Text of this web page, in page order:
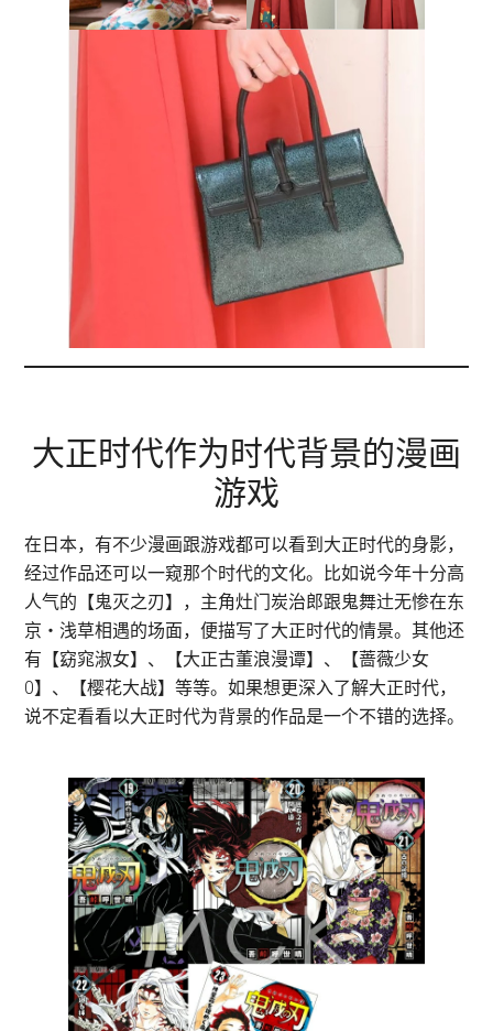
大正时代作为时代背景的漫画
游戏
在日本，有不少漫画跟游戏都可以看到大正时代的身影，
经过作品还可以一窥那个时代的文化。比如说今年十分高
人气的【鬼灭之刃】，主角灶门炭治郎跟鬼舞辻无惨在东
京・浅草相遇的场面，便描写了大正时代的情景。其他还
有【窈窕淑女】、【大正古董浪漫谭】、【蔷薇少女
0】、【樱花大战】等等。如果想更深入了解大正时代，
说不定看看以大正时代为背景的作品是一个不错的选择。